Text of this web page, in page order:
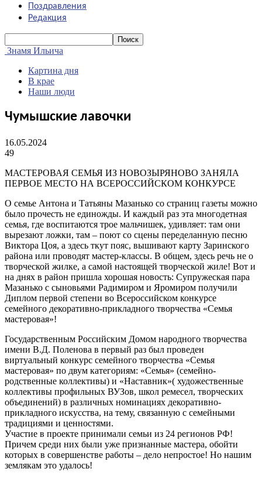
Поздравления
Редакция
Знамя Ильича
Картина дня
В крае
Наши люди
Чумышские лавочки
16.05.2024
49
МАСТЕРОВАЯ СЕМЬЯ ИЗ НОВОЗЫРЯНОВО ЗАНЯЛА
ПЕРВОЕ МЕСТО НА ВСЕРОССИЙСКОМ КОНКУРСЕ
О семье Антона и Татьяны Мазанько со страниц газеты можно
было прочесть не единожды. И каждый раз эта многодетная
семья, где воспитаются трое мальчишек, удивляет: там они
вырезают ложки, там – поют со сцены переделанную песню
Виктора Цоя, а здесь ткут пояс, вышивают карту Заринского
района или проводят мастер-классы. В общем, здесь речь не о
творческой жилке, а самой настоящей творческой жиле! Вот и
на днях в район пришла хорошая новость: Супружеская пара
Мазанько с сыновьями Радимиром и Яромиром получили
Диплом первой степени во Всероссийском конкурсе
семейного декоративно-прикладного творчества «Семья
мастеровая»!
Государственным Российским Домом народного творчества
имени В.Д. Поленова в первый раз был проведен
виртуальный конкурс семейного творчества «Семья
мастеровая» по двум категориям: «Семья» (семейно-
родственные коллективы) и «Наставник»( художественные
коллективы профильных ВУЗов, школ ремесел, творческих
объединений) в различных номинациях декоративно-
прикладного искусства, на тему, связанную с семейными
традициями и ценностями.
Участие в проекте принимали семьи из 24 регионов РФ!
Причем среди них были уже признанные мастера, обойти
которых в совершенстве работы – дело непростое! Но нашим
землякам это удалось!